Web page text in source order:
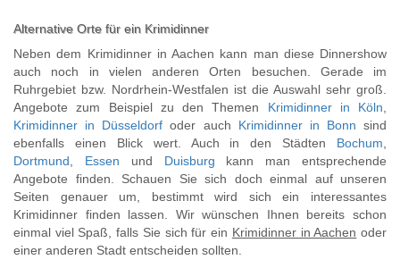
Alternative Orte für ein Krimidinner
Neben dem Krimidinner in Aachen kann man diese Dinnershow
auch noch in vielen anderen Orten besuchen. Gerade im
Ruhrgebiet bzw. Nordrhein-Westfalen ist die Auswahl sehr groß.
Angebote zum Beispiel zu den Themen Krimidinner in Köln
Krimidinner in Düsseldorf oder auch Krimidinner in Bonn sind
ebenfalls einen Blick wert. Auch in den Städten Bochum
Dortmund
Essen und Duisburg kann man entsprechende
Angebote finden. Schauen Sie sich doch einmal auf unseren
Seiten genauer um, bestimmt wird sich ein interessantes
Krimidinner finden lassen. Wir wünschen Ihnen bereits schon
einmal viel Spaß, falls Sie sich für ein Krimidinner in Aachen oder
einer anderen Stadt entscheiden sollten.